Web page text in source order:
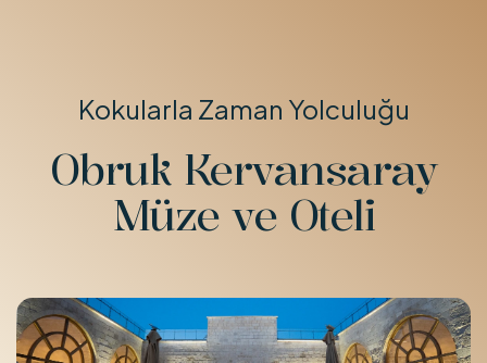
Kokularla Zaman Yolculuğu
Obruk Kervansaray
Müze ve Oteli